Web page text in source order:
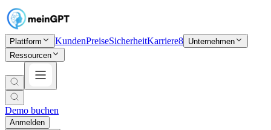
Plattform KundenPreiseSicherheitKarriere8 Unternehmen
Ressourcen
Demo buchen
Anmelden